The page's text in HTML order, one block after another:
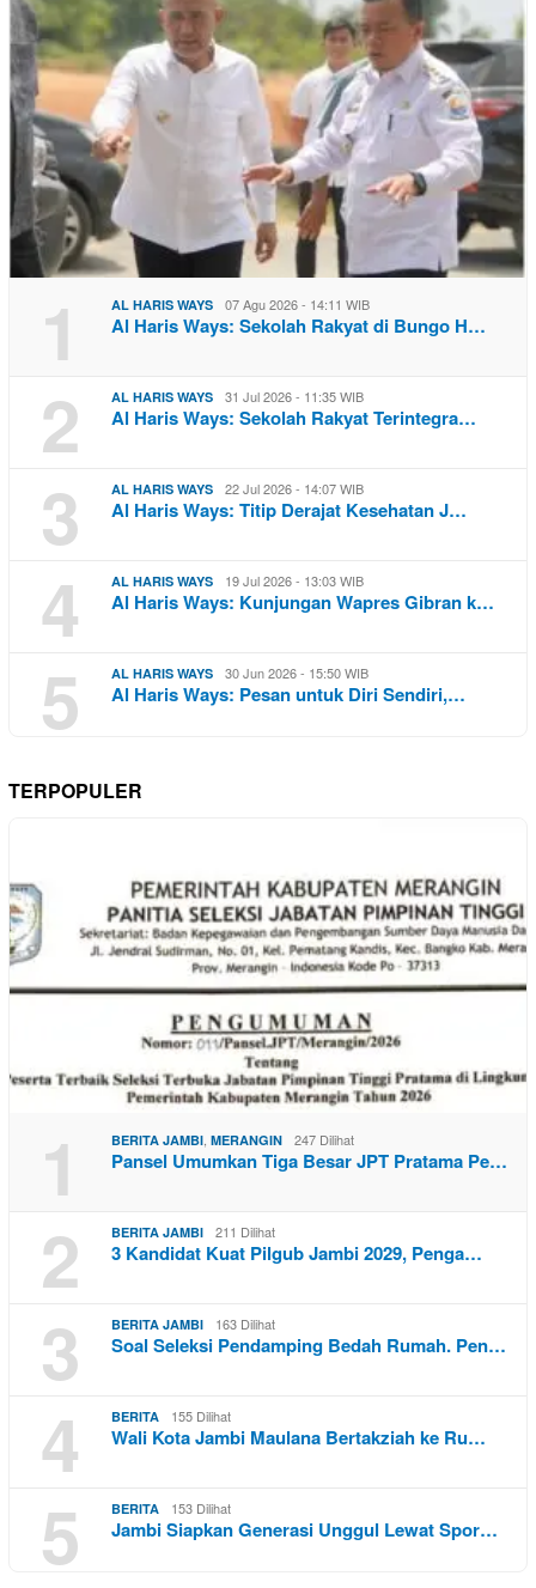
1 AL HARIS WAYS 07 Agu 2026 - 14:11 WIB
Al Haris Ways: Sekolah Rakyat di Bungo H…
2 AL HARIS WAYS 31 Jul 2026 - 11:35 WIB
Al Haris Ways: Sekolah Rakyat Terintegra…
3 AL HARIS WAYS 22 Jul 2026 - 14:07 WIB
Al Haris Ways: Titip Derajat Kesehatan J…
4 AL HARIS WAYS 19 Jul 2026 - 13:03 WIB
Al Haris Ways: Kunjungan Wapres Gibran k…
5 AL HARIS WAYS 30 Jun 2026 - 15:50 WIB
Al Haris Ways: Pesan untuk Diri Sendiri,…
TERPOPULER
1 BERITA JAMBI, MERANGIN 247 Dilihat
Pansel Umumkan Tiga Besar JPT Pratama Pe…
2 BERITA JAMBI 211 Dilihat
3 Kandidat Kuat Pilgub Jambi 2029, Penga…
3 BERITA JAMBI 163 Dilihat
Soal Seleksi Pendamping Bedah Rumah. Pen…
4 BERITA 155 Dilihat
Wali Kota Jambi Maulana Bertakziah ke Ru…
5 BERITA 153 Dilihat
Jambi Siapkan Generasi Unggul Lewat Spor…